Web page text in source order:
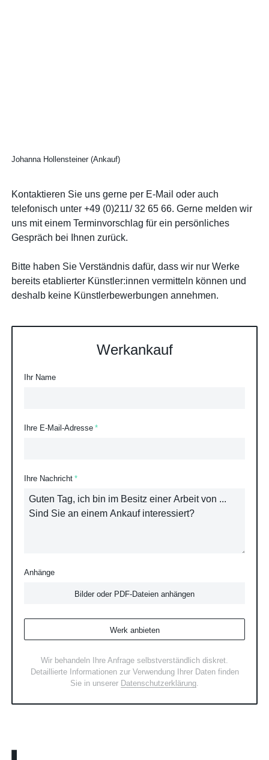
Johanna Hollensteiner (Ankauf)
Kontaktieren Sie uns gerne per E-Mail oder auch
telefonisch unter +49 (0)211/ 32 65 66. Gerne melden wir
uns mit einem Terminvorschlag für ein persönliches
Gespräch bei Ihnen zurück.
Bitte haben Sie Verständnis dafür, dass wir nur Werke
bereits etablierter Künstler:innen vermitteln können und
deshalb keine Künstlerbewerbungen annehmen.
Werkankauf
Ihr Name
Ihre E-Mail-Adresse
Ihre Nachricht
Anhänge
Bilder oder PDF-Dateien anhängen
Werk anbieten
Wir behandeln Ihre Anfrage selbstverständlich diskret.
Detaillierte Informationen zur Verwendung Ihrer Daten finden
Sie in unserer Datenschutzerklärung.